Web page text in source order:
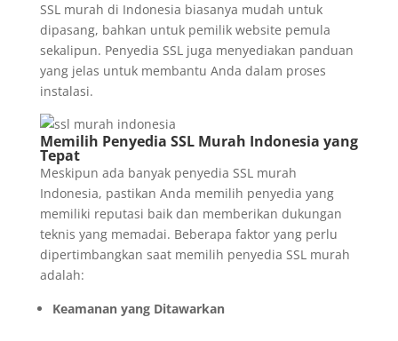
SSL murah di Indonesia biasanya mudah untuk
dipasang, bahkan untuk pemilik website pemula
sekalipun. Penyedia SSL juga menyediakan panduan
yang jelas untuk membantu Anda dalam proses
instalasi.
Memilih Penyedia SSL Murah Indonesia yang
Tepat
Meskipun ada banyak penyedia SSL murah
Indonesia, pastikan Anda memilih penyedia yang
memiliki reputasi baik dan memberikan dukungan
teknis yang memadai. Beberapa faktor yang perlu
dipertimbangkan saat memilih penyedia SSL murah
adalah:
Keamanan yang Ditawarkan